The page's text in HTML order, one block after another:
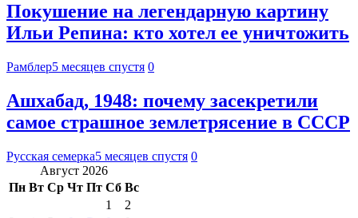
Покушение на легендарную картину
Ильи Репина: кто хотел ее уничтожить
Рамблер5 месяцев спустя 0
Ашхабад, 1948: почему засекретили
самое страшное землетрясение в СССР
Русская семерка5 месяцев спустя 0
Август 2026
Пн Вт Ср Чт Пт Сб Вс
1
2